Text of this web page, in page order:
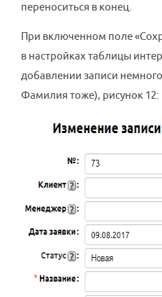
переноситься в конец.
При включенном поле
в настройках таблицы
добавлении записи
Фамилия тоже), рисунок 12: